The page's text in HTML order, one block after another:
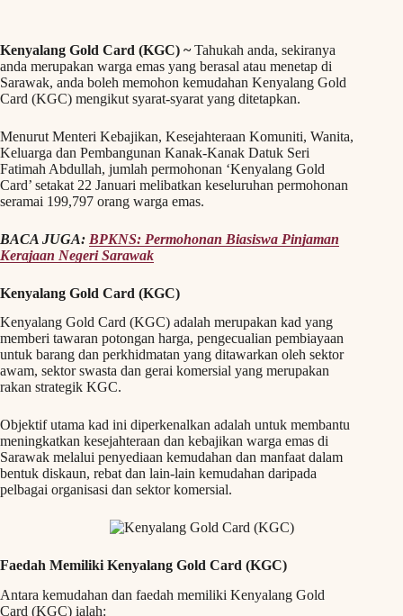
Kenyalang Gold Card (KGC) ~Tahukah anda, sekiranya
anda merupakan warga emas yang berasal atau menetap di
Sarawak, anda boleh memohon kemudahan Kenyalang Gold
Card (KGC) mengikut syarat-syarat yang ditetapkan.
Menurut Menteri Kebajikan, Kesejahteraan Komuniti, Wanita,
Keluarga dan Pembangunan Kanak-Kanak Datuk Seri
Fatimah Abdullah, jumlah permohonan ‘Kenyalang Gold
Card’ setakat 22 Januari melibatkan keseluruhan permohonan
seramai 199,797 orang warga emas.
BACA JUGA: BPKNS: Permohonan Biasiswa Pinjaman
Kerajaan Negeri Sarawak
Kenyalang Gold Card (KGC)
Kenyalang Gold Card (KGC) adalah merupakan kad yang
memberi tawaran potongan harga, pengecualian pembiayaan
untuk barang dan perkhidmatan yang ditawarkan oleh sektor
awam, sektor swasta dan gerai komersial yang merupakan
rakan strategik KGC.
Objektif utama kad ini diperkenalkan adalah untuk membantu
meningkatkan kesejahteraan dan kebajikan warga emas di
Sarawak melalui penyediaan kemudahan dan manfaat dalam
bentuk diskaun, rebat dan lain-lain kemudahan daripada
pelbagai organisasi dan sektor komersial.
Faedah Memiliki Kenyalang Gold Card (KGC)
Antara kemudahan dan faedah memiliki Kenyalang Gold
Card (KGC) ialah: